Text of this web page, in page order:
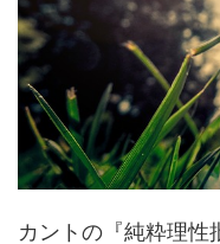
カントの『純粋理性